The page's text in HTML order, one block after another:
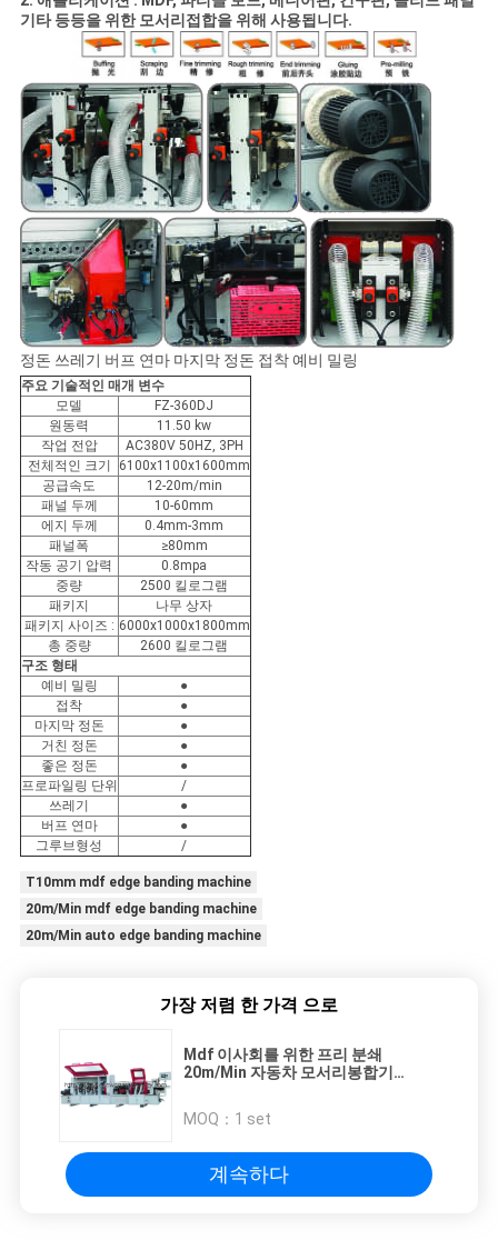
문
요
구
하
세
요
사
이
트
맵
PRIVACY
POLICY
기타 등등을 위한 모서리접합을 위해 사용됩니다.
정돈 쓰레기 버프 연마 마지막 정돈 접착 예비 밀링
주요 기술적인 매개 변수
모델
FZ-360DJ
원동력
11.50 kw
작업 전압
AC380V 50HZ, 3PH
전체적인 크기
6100x1100x1600mm
공급속도
12-20m/min
패널 두께
10-60mm
에지 두께
0.4mm-3mm
패널폭
≥80mm
작동 공기 압력
0.8mpa
중량
2500 킬로그램
패키지
나무 상자
패키지 사이즈 : 6000x1000x1800mm
총 중량
2600 킬로그램
구조 형태
예비 밀링
●
접착
●
마지막 정돈
●
거친 정돈
●
좋은 정돈
●
프로파일링 단위
/
쓰레기
●
버프 연마
●
그루브형성
/
T10mm mdf edge banding machine
20m/Min mdf edge banding machine
20m/Min auto edge banding machine
가장 저렴 한 가격 으로
Mdf 이사회를 위한 프리 분쇄
20m/Min 자동차 모서리봉합기
MOQ： 1 set
계속하다